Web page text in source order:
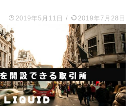
2019年5月11日 / 2019年7月28日